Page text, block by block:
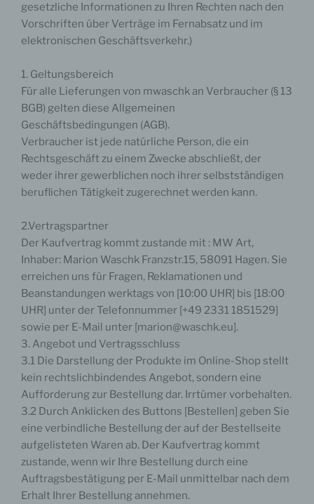
gesetzliche Informationen zu Ihren Rechten nach den
Vorschriften über Verträge im Fernabsatz und im
elektronischen Geschäftsverkehr.)
1. Geltungsbereich
Für alle Lieferungen von mwaschk an Verbraucher (§ 13
BGB) gelten diese Allgemeinen
Geschäftsbedingungen (AGB).
Verbraucher ist jede natürliche Person, die ein
Rechtsgeschäft zu einem Zwecke abschließt, der
weder ihrer gewerblichen noch ihrer selbstständigen
beruflichen Tätigkeit zugerechnet werden kann.
2.Vertragspartner
Der Kaufvertrag kommt zustande mit : MW Art,
Inhaber: Marion Waschk Franzstr.15, 58091 Hagen. Sie
erreichen uns für Fragen, Reklamationen und
Beanstandungen werktags von [10:00 UHR] bis [18:00
UHR] unter der Telefonnummer [+49 2331 1851529]
sowie per E-Mail unter [marion@waschk.eu].
3. Angebot und Vertragsschluss
3.1 Die Darstellung der Produkte im Online-Shop stellt
kein rechtslichbindendes Angebot, sondern eine
Aufforderung zur Bestellung dar. Irrtümer vorbehalten.
3.2 Durch Anklicken des Buttons [Bestellen] geben Sie
eine verbindliche Bestellung der auf der Bestellseite
aufgelisteten Waren ab. Der Kaufvertrag kommt
zustande, wenn wir Ihre Bestellung durch eine
Auftragsbestätigung per E-Mail unmittelbar nach dem
Erhalt Ihrer Bestellung annehmen.